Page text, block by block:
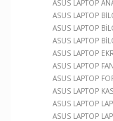
ASUS LAPTOP
ASUS LAPTOP
ASUS LAPTOP
ASUS LAPTOP
ASUS LAPTOP
ASUS LAPTOP
ASUS LAPTOP
ASUS LAPTOP
ASUS LAPTOP
ASUS LAPTOP